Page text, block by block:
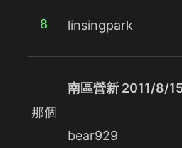
8 linsingpark
那個
南區營新 2011/8/
bear929